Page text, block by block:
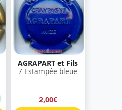
AGRAPART et Fils
7 Estampée bleue
2,00€